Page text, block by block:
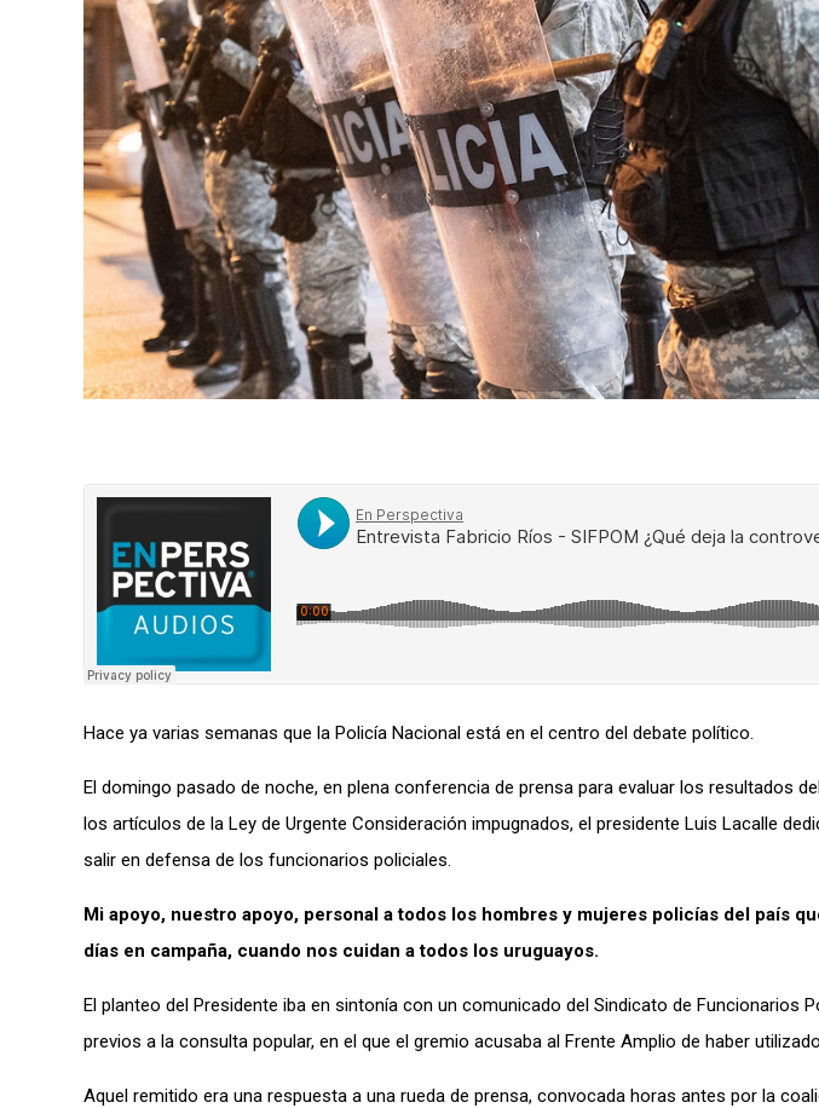
Hace ya varias semanas que la Policía Nacional está en el centro del debate político.
El domingo pasado de noche, en plena conferencia de prensa para evaluar los resultados
los artículos de la Ley de Urgente Consideración impugnados, el presidente Luis Lacalle
salir en defensa de los funcionarios policiales.
Mi apoyo, nuestro apoyo, personal a todos los hombres y mujeres policías del país
días en campaña, cuando nos cuidan a todos los uruguayos.
El planteo del Presidente iba en sintonía con un comunicado del Sindicato de Funcionarios
previos a la consulta popular, en el que el gremio acusaba al Frente Amplio de haber utilizado
Aquel remitido era una respuesta a una rueda de prensa, convocada horas antes por la